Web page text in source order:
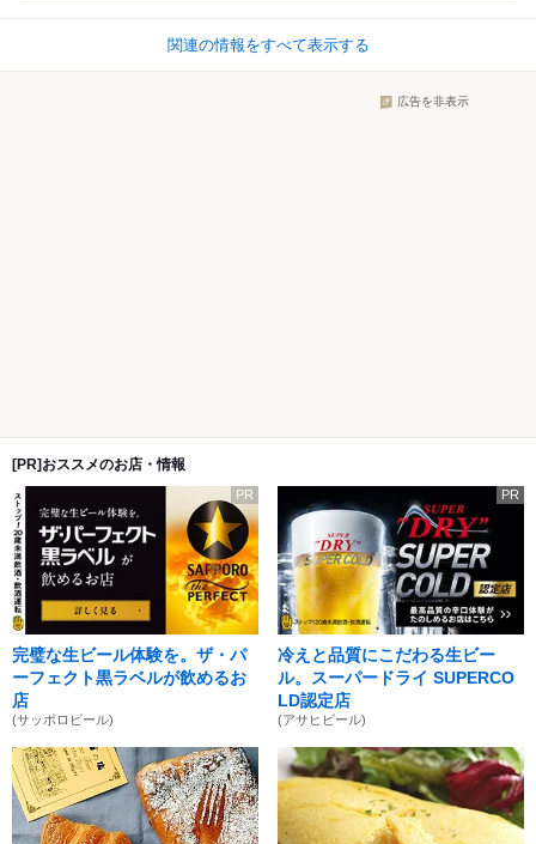
関連の情報をすべて表示する
広告を非表示
[PR]おススメのお店・情報
PR
完璧な生ビール体験を。ザ・パ
ーフェクト黒ラベルが飲めるお
店
(サッポロビール)
PR
冷えと品質にこだわる生ビー
ル。スーパードライ SUPERCO
LD認定店
(アサヒビール)